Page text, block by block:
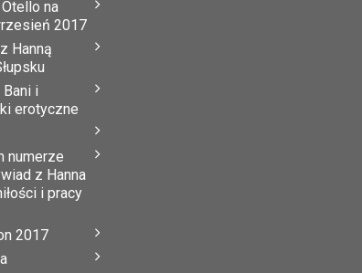
na
2017
Hanną
i
erotyczne
numerze
z Hanna
i pracy
2017